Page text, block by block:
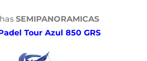
SEMIPANORAMICAS
Tour Azul 850 GRS